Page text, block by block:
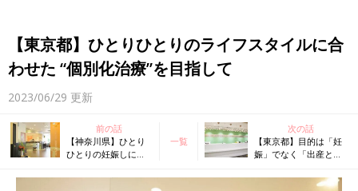
【東京都】ひとりひとりのライフスタイルに合
わせた “個別化治療”を目指して
2023/06/29 更新
前の話
【神奈川県】ひとり
ひとりの妊娠しにく
のない治療を目指
一覧
次の話
【東京都】目的は「妊
娠」でなく「出産と子
短ルートを提案してく